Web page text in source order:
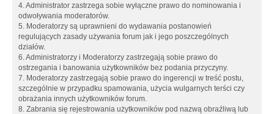
4. Administrator zastrzega sobie wyłączne prawo do nominowania i
odwoływania moderatorów.
5. Moderatorzy są uprawnieni do wydawania postanowień
regulujących zasady używania forum jak i jego poszczególnych
działów.
6. Administratorzy i Moderatorzy zastrzegają sobie prawo do
ostrzegania i banowania użytkowników bez podania przyczyny.
7. Moderatorzy zastrzegają sobie prawo do ingerencji w treść postu,
szczególnie w przypadku spamowania, użycia wulgarnych terści czy
obrażania innych użytkowników forum.
8. Zabrania się rejestrowania użytkowników pod nazwą obraźliwą lub